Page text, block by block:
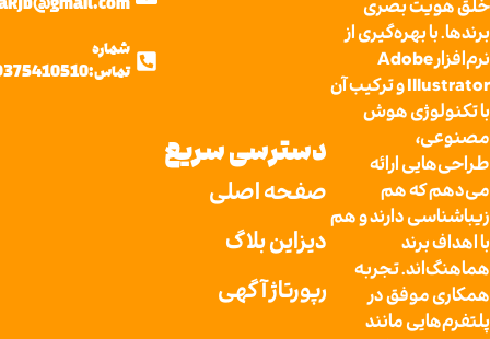
بهره‌گیری از
نرم‌افزار Adobe
Illustrator و ترکیب آن
هوش
ارائه
که هم
دارند و هم
برند
تجربه
موفق در
مانند
دسترسی سریع
صفحه اصلی
دیزاین بلاگ
رپورتاژ آگهی
شماره
تماس:09375410510